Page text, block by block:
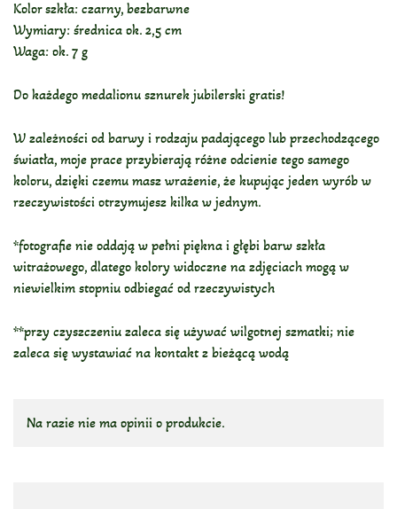
Kolor szkła: czarny, bezbarwne
Wymiary: średnica ok. 2,5 cm
Waga: ok. 7 g
Do każdego medalionu sznurek jubilerski gratis!
W zależności od barwy i rodzaju padającego lub przechodzącego
światła, moje prace przybierają różne odcienie tego samego
koloru, dzięki czemu masz wrażenie, że kupując jeden wyrób w
rzeczywistości otrzymujesz kilka w jednym.
*fotografie nie oddają w pełni piękna i głębi barw szkła
witrażowego, dlatego kolory widoczne na zdjęciach mogą w
niewielkim stopniu odbiegać od rzeczywistych
**przy czyszczeniu zaleca się używać wilgotnej szmatki; nie
zaleca się wystawiać na kontakt z bieżącą wodą
Na razie nie ma opinii o produkcie.